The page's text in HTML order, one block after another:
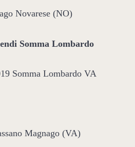
Novarese (NO)
Somma Lombardo
Somma Lombardo VA
Magnago (VA)